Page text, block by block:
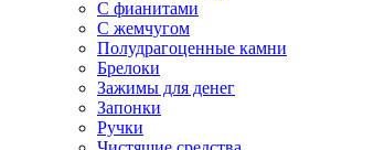
С фианитами
С жемчугом
Полудрагоценные камни
Брелоки
Зажимы для денег
Запонки
Ручки